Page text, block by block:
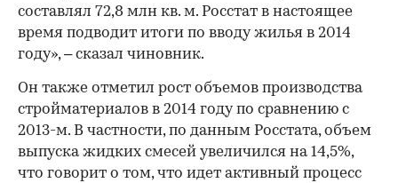
составлял 72,8 млн кв. м. Росстат в настоящее
время подводит итоги по вводу жилья в 2014
году», – сказал чиновник.
Он также отметил рост объемов производства
стройматериалов в 2014 году по сравнению с
2013-м. В частности, по данным Росстата, объем
выпуска жидких смесей увеличился на 14,5%,
что говорит о том, что идет активный процесс